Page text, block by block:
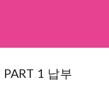
1 납부